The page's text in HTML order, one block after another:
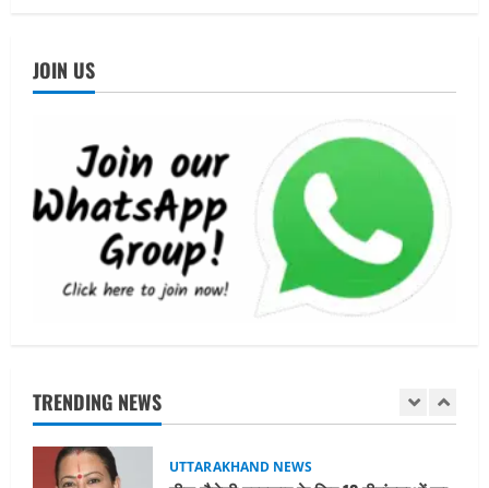
JOIN US
TRENDING NEWS
UTTARAKHAND NEWS
जिलाधिकारी/जिला निर्वाचन अधिकारी ने
सहसपुर विधानसभा क्षेत्र के पोलिंग बूथों का
निरीक्षण कर एसआईआर आपत्ति निस्तारण
शिविर की व्यवस्थाओं का लिया जायजा
August 6, 2026
2
UTTARAKHAND NEWS